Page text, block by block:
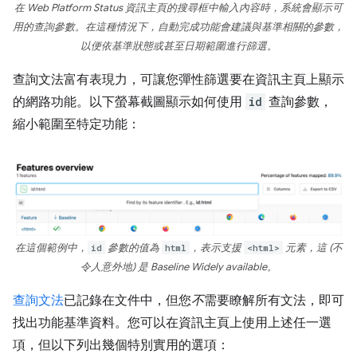
在 Web Platform Status 資訊主頁的搜尋框中輸入內容時，系統會顯示可
用的查詢參數。在這種情況下，自動完成功能會建議與基準相關的參數，
以便依基準狀態或甚至日期範圍進行篩選。
查詢文法富有表現力，可讓您彈性篩選要在資訊主頁上顯示
的網路功能。以下螢幕截圖顯示如何使用 id 查詢參數，
縮小範圍至特定功能：
在這個範例中， id 參數的值為 html ，表示支援 <html>
元素，這 (不
令人意外地) 是 Baseline Widely available。
查詢文法已記錄在文件中，但您不需要瞭解所有文法，即可
找出功能基準資料。您可以在資訊主頁上使用上述任一選
項，但以下列出幾個特別實用的選項：